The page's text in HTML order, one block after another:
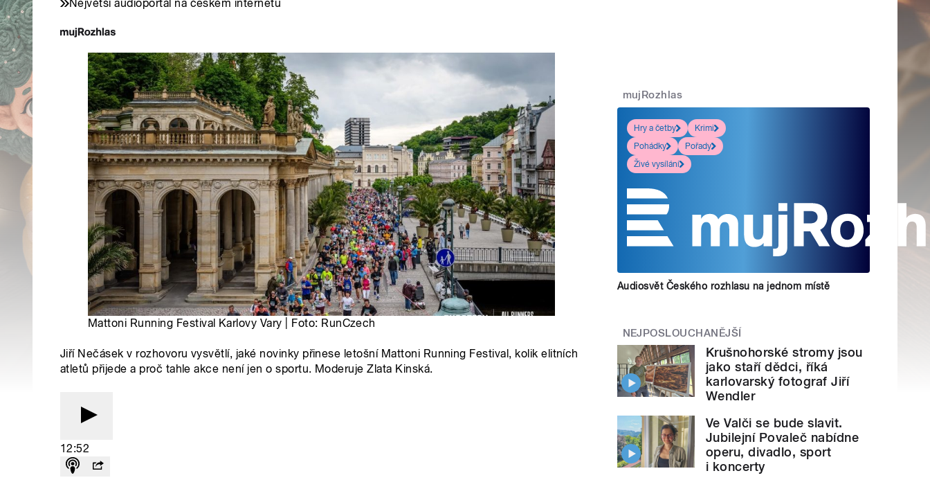
Největší audioportál na českém internetu
Mattoni Running Festival Karlovy Vary | Foto: RunCzech
Jiří Nečásek v rozhovoru vysvětlí, jaké novinky přinese letošní Mattoni Running Festival, kolik elitních
atletů přijede a proč tahle akce není jen o sportu. Moderuje Zlata Kinská.
12:52
mujRozhlas
Hry a četby
Krimi
Pohádky
Pořady
Živé vysílání
Audiosvět Českého rozhlasu na jednom místě
NEJPOSLOUCHANĚJŠÍ
Krušnohorské stromy jsou
jako staří dědci, říká
karlovarský fotograf Jiří
Wendler
Ve Valči se bude slavit.
Jubilejní Povaleč nabídne
operu, divadlo, sport
i koncerty